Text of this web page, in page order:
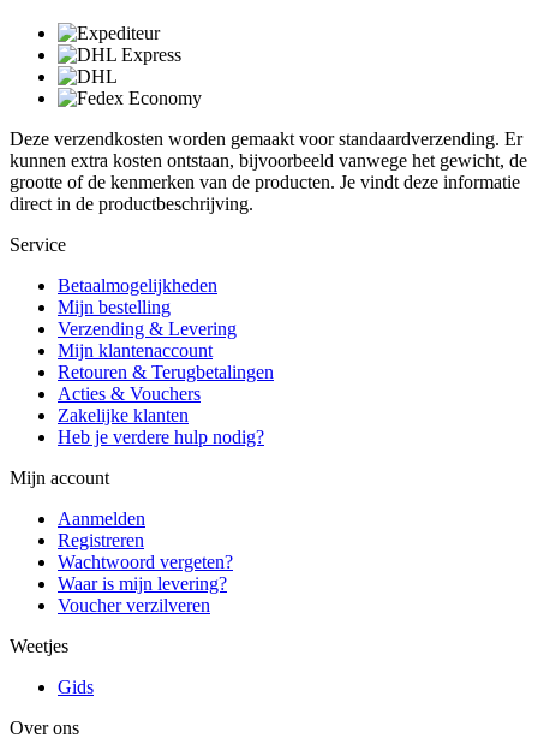
Deze verzendkosten worden gemaakt voor standaardverzending. Er
kunnen extra kosten ontstaan, bijvoorbeeld vanwege het gewicht, de
grootte of de kenmerken van de producten. Je vindt deze informatie
direct in de productbeschrijving.
Service
Betaalmogelijkheden
Mijn bestelling
Verzending & Levering
Mijn klantenaccount
Retouren & Terugbetalingen
Acties & Vouchers
Zakelijke klanten
Heb je verdere hulp nodig?
Mijn account
Aanmelden
Registreren
Wachtwoord vergeten?
Waar is mijn levering?
Voucher verzilveren
Weetjes
Gids
Over ons